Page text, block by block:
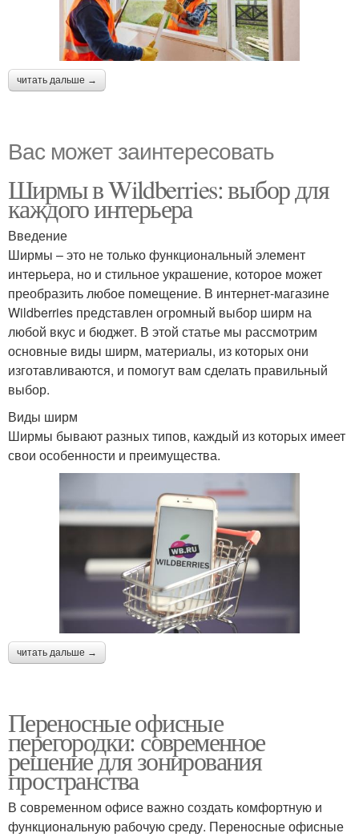
читать дальше →
Вас может заинтересовать
Ширмы в Wildberries: выбор для
каждого интерьера
Введение
Ширмы – это не только функциональный элемент
интерьера, но и стильное украшение, которое может
преобразить любое помещение. В интернет-магазине
Wildberries представлен огромный выбор ширм на
любой вкус и бюджет. В этой статье мы рассмотрим
основные виды ширм, материалы, из которых они
изготавливаются, и помогут вам сделать правильный
выбор.
Виды ширм
Ширмы бывают разных типов, каждый из которых имеет
свои особенности и преимущества.
читать дальше →
Переносные офисные
перегородки: современное
решение для зонирования
пространства
В современном офисе важно создать комфортную и
функциональную рабочую среду. Переносные офисные